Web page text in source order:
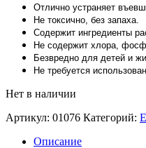
Отлично устраняет
Не токсично, без запаха.
Содержит ингредиенты
Не содержит хлора,
Безвредно для детей и
Не требуется
Нет в наличии
Артикул: 01076 Категорий:
Описание